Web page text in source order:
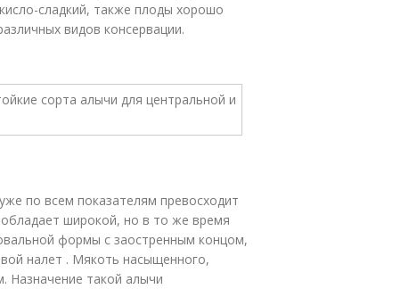
сладкий, также плоды хорошо
видов консервации.
по всем показателям превосходит
широкой, но в то же время
формы с заостренным концом,
налет . Мякоть насыщенного,
Назначение такой алычи